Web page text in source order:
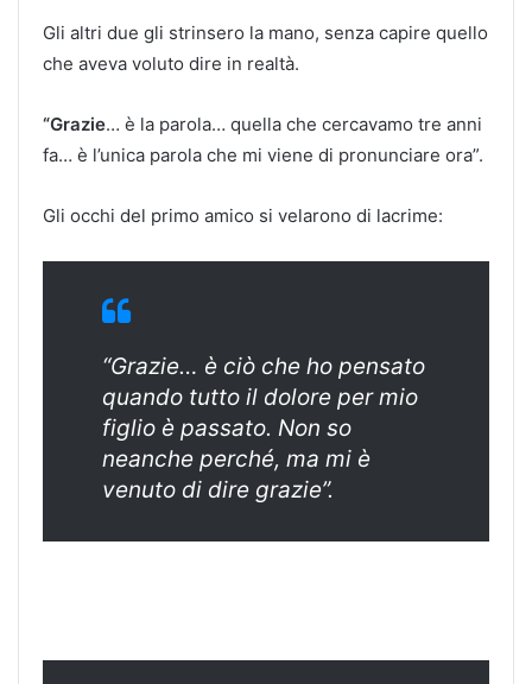
Gli altri due gli strinsero la mano, senza capire quello
che aveva voluto dire in realtà.
“Grazie… è la parola… quella che cercavamo tre anni
fa… è l’unica parola che mi viene di pronunciare ora”.
Gli occhi del primo amico si velarono di lacrime:
“Grazie… è ciò che ho pensato
quando tutto il dolore per mio
figlio è passato. Non so
neanche perché, ma mi è
venuto di dire grazie”.